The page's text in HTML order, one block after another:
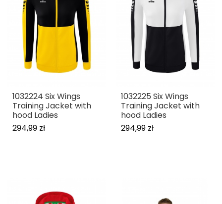
1032224 Six Wings
Training Jacket with
hood Ladies
294,99 zł
1032225 Six Wings
Training Jacket with
hood Ladies
294,99 zł